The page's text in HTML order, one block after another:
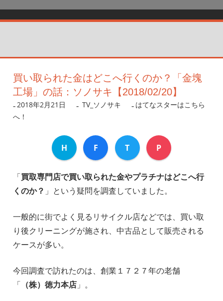
買い取られた金はどこへ行くのか？「金塊
工場」の話：ソノサキ【2018/02/20】
2018年2月21日 nanigoto
TV_ソノサキ
はてなスターはこちら
へ！
H F T P
「買取専門店で買い取られた金やプラチナはどこへ行
くのか？ 」という疑問を調査していました。
一般的に街でよく見るリサイクル店などでは、買い取
り後クリーニングが施され、中古品として販売される
ケースが多い。
今回調査で訪れたのは、創業１７２７年の老舗
「 （株）徳力本店」。